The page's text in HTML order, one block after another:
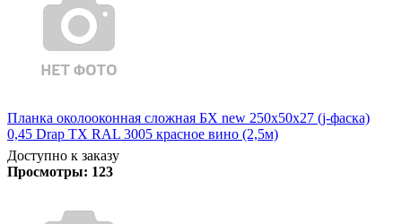
Планка околооконная сложная БХ new 250х50х27 (j-фаска)
0,45 Drap TX RAL 3005 красное вино (2,5м)
Доступно к заказу
Просмотры: 123